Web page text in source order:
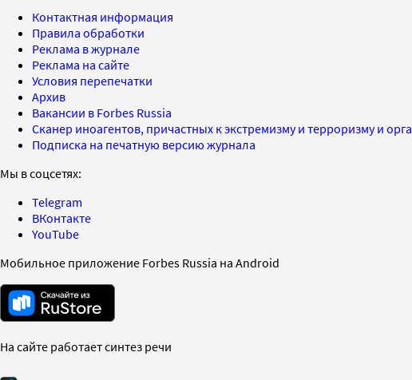
Контактная информация
Правила обработки
Реклама в журнале
Реклама на сайте
Условия перепечатки
Архив
Вакансии в Forbes Russia
Сканер иноагентов, причастных к экстремизму и терроризму и
Подписка на печатную версию журнала
Мы в соцсетях:
Telegram
ВКонтакте
YouTube
Мобильное приложение Forbes Russia на Android
На сайте работает синтез речи